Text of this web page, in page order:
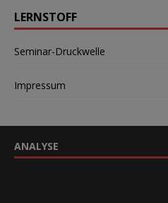
LERNSTOFF
Seminar-Druckwelle
Impressum
ANALYSE